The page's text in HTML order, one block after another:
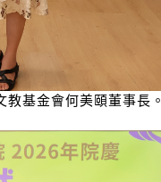
基金會何美頤董事長。